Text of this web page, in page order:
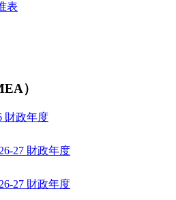
表
）
財政年度
27 財政年度
27 財政年度